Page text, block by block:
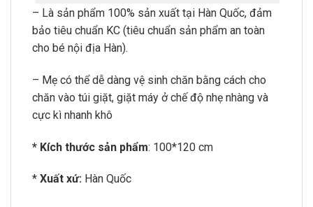
– Là sản phẩm 100% sản xuất tại Hàn Quốc, đảm
bảo tiêu chuẩn KC (tiêu chuẩn sản phẩm an toàn
cho bé nội địa Hàn).
– Mẹ có thể dễ dàng vệ sinh chăn bằng cách cho
chăn vào túi giặt, giặt máy ở chế độ nhẹ nhàng và
cực kì nhanh khô
* Kích thước sản phẩm: 100*120 cm
* Xuất xứ: Hàn Quốc